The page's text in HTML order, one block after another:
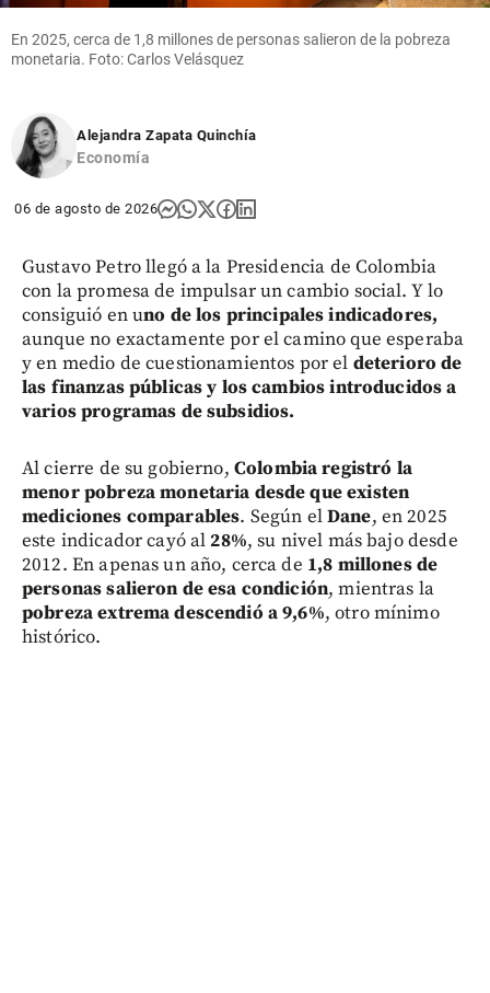
En 2025, cerca de 1,8 millones de personas salieron de la pobreza
monetaria. Foto: Carlos Velásquez
Alejandra Zapata Quinchía
Economía
06 de agosto de 2026
Gustavo Petro llegó a la Presidencia de Colombia
con la promesa de impulsar un cambio social. Y lo
consiguió en uno de los principales indicadores,
aunque no exactamente por el camino que esperaba
y en medio de cuestionamientos por el deterioro de
las finanzas públicas y los cambios introducidos a
varios programas de subsidios.
Al cierre de su gobierno, Colombia registró la
menor pobreza monetaria desde que existen
mediciones comparables. Según elDane, en 2025
este indicador cayó al28%, su nivel más bajo desde
2012. En apenas un año, cerca de 1,8 millones de
personas salieron de esa condición, mientras la
pobreza extrema descendió a 9,6%, otro mínimo
histórico.